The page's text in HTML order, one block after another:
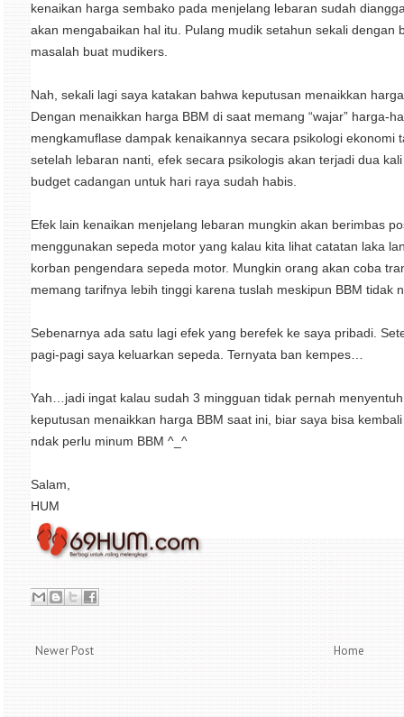
kenaikan harga sembako pada menjelang lebaran sudah
akan mengabaikan hal itu. Pulang mudik setahun sekali dengan
masalah buat mudikers.
Nah, sekali lagi saya katakan bahwa keputusan menaikkan
Dengan menaikkan harga BBM di saat memang “wajar” harga-
mengkamuflase dampak kenaikannya secara psikologi ekonomi
setelah lebaran nanti, efek secara psikologis akan terjadi dua
budget cadangan untuk hari raya sudah habis.
Efek lain kenaikan menjelang lebaran mungkin akan berimbas
menggunakan sepeda motor yang kalau kita lihat catatan laka
korban pengendara sepeda motor. Mungkin orang akan coba
memang tarifnya lebih tinggi karena tuslah meskipun BBM tidak
Sebenarnya ada satu lagi efek yang berefek ke saya pribadi.
pagi-pagi saya keluarkan sepeda. Ternyata ban kempes…
Yah…jadi ingat kalau sudah 3 mingguan tidak pernah
keputusan menaikkan harga BBM saat ini, biar saya bisa
ndak perlu minum BBM ^_^
Salam,
HUM
Newer Post Home